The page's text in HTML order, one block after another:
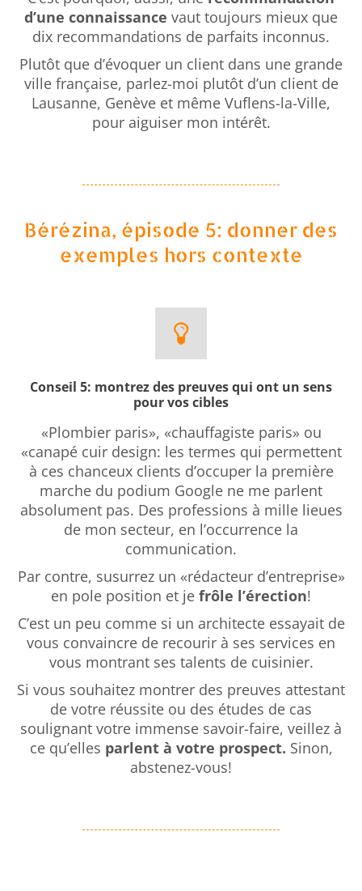
d’une connaissance vaut toujours mieux que
dix recommandations de parfaits inconnus.
Plutôt que d’évoquer un client dans une grande
ville française, parlez-moi plutôt d’un client de
Lausanne, Genève et même Vuflens-la-Ville,
pour aiguiser mon intérêt.
Bérézina, épisode 5: donner des
exemples hors contexte
Conseil 5: montrez des preuves qui ont un sens
pour vos cibles
«Plombier paris», «chauffagiste paris» ou
«canapé cuir design: les termes qui permettent
à ces chanceux clients d’occuper la première
marche du podium Google ne me parlent
absolument pas. Des professions à mille lieues
de mon secteur, en l’occurrence la
communication.
Par contre, susurrez un «rédacteur d’entreprise»
en pole position et je frôle l’érection!
C’est un peu comme si un architecte essayait de
vous convaincre de recourir à ses services en
vous montrant ses talents de cuisinier.
Si vous souhaitez montrer des preuves attestant
de votre réussite ou des études de cas
soulignant votre immense savoir-faire, veillez à
ce qu’elles parlent à votre prospect. Sinon,
abstenez-vous!